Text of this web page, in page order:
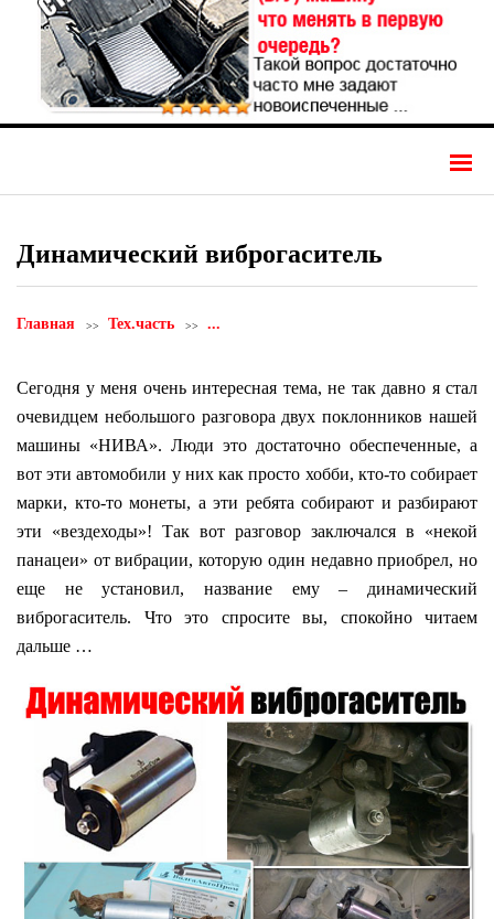
Динамический виброгаситель
Главная Тех.часть ...
Сегодня у меня очень интересная тема, не так давно я стал
очевидцем небольшого разговора двух поклонников нашей
машины «НИВА». Люди это достаточно обеспеченные, а
вот эти автомобили у них как просто хобби, кто-то собирает
марки, кто-то монеты, а эти ребята собирают и разбирают
эти «вездеходы»! Так вот разговор заключался в «некой
панацеи» от вибрации, которую один недавно приобрел, но
еще не установил, название ему – динамический
виброгаситель. Что это спросите вы, спокойно читаем
дальше …